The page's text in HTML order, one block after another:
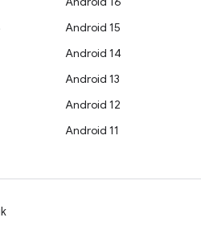
Android 15
Android 14
Android 13
Android 12
Android 11